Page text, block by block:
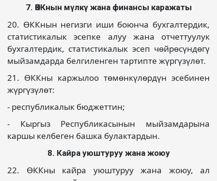
7. ӨККнын мүлкү жана финансы каражаты
20. ӨККнын негизги иши боюнча бухгалтердик,
статистикалык эсепке алуу жана отчеттуулук
бухгалтердик, статистикалык эсеп чөйрөсүндөгү
мыйзамдарда белгиленген тартипте жүргүзүлөт.
21. ӨККны каржылоо төмөнкүлөрдүн эсебинен
жүргүзүлөт:
- республикалык бюджеттин;
- Кыргыз Республикасынын мыйзамдарына
каршы келбеген башка булактардын.
8. Кайра уюштуруу жана жоюу
22. ӨККны кайра уюштуруу жана жоюу, ал